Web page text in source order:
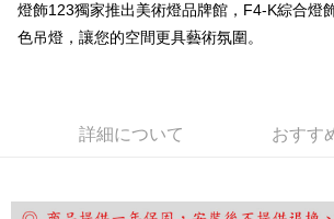
Plus Pay
1.お支払い方法でAFTEE代金後払いを選択すると、
ウが表示されます。
す。
宅配
燈飾123獨家推出美術燈品牌館，F4-K綜合燈
色吊燈，讓您的空間更具藝術氛圍。
詳細について おすす